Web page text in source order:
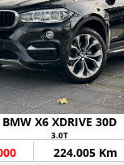
BMW X6 XDRIVE 30D
3.0T
224.005 Km